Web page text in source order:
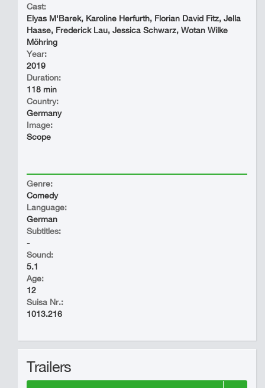
Cast:
Elyas M'Barek, Karoline Herfurth, Florian David Fitz, Jella
Haase, Frederick Lau, Jessica Schwarz, Wotan Wilke
Möhring
Year:
2019
Duration:
118 min
Country:
Germany
Image:
Scope
Genre:
Comedy
Language:
German
Subtitles:
-
Sound:
5.1
Age:
12
Suisa Nr.:
1013.216
Trailers